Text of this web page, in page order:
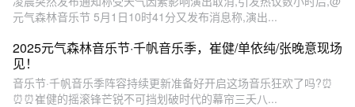
元气森林音乐节 5月1日10时41分又发布消息称,演出...
2025元气森林音乐节·千帆音乐季，崔健/单依纯/张晚意现场
见！
音乐节·千帆音乐季阵容持续更新准备好开启这场音乐狂欢了吗?⏰
⏰⏰崔健的摇滚锋芒锐不可挡划破时代的幕帘三夭八...